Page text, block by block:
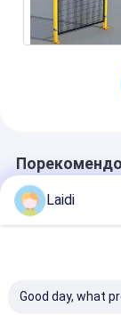
Laidi
Good day, what